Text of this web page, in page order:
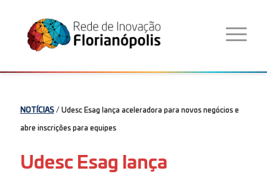
NOTÍCIAS/ Udesc Esag lança aceleradora para novos negócios e
abre inscrições para equipes
Udesc Esag lança